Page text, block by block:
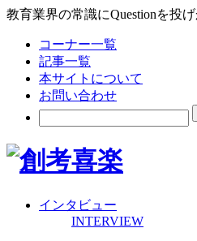
教育業界の常識にQuestionを投
コーナー一覧
記事一覧
本サイトについて
お問い合わせ
インタビュー
INTERVIEW